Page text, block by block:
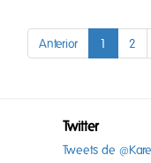
Anterior 1 2
Twitter
Tweets de